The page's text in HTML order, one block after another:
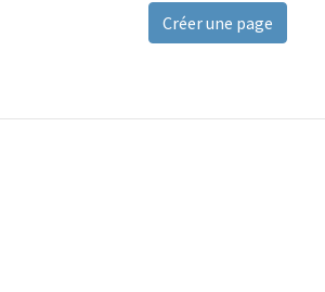
Créer une page